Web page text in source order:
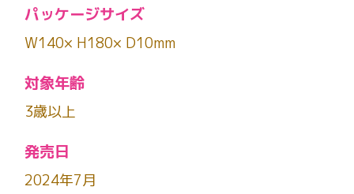
パッケージサイズ
W140× H180× D10mm
対象年齢
3歳以上
発売日
2024年7月